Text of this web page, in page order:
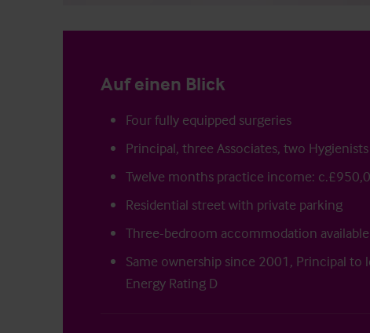
Auf einen Blick
Four fully equipped surgeries
Principal, three Associates, two Hygienists
Twelve months practice income:
Residential street with private parking
Three-bedroom accommodation available
Same ownership since 2001, Principal to
Energy Rating D